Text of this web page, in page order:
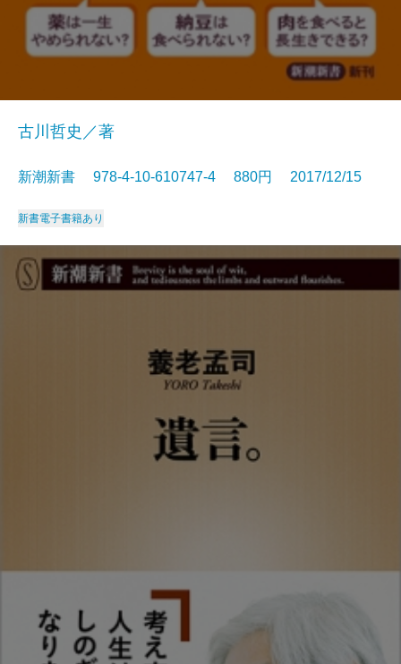
古川哲史／著
新潮新書 978-4-10-610747-4 880円 2017/12/15
新書電子書籍あり